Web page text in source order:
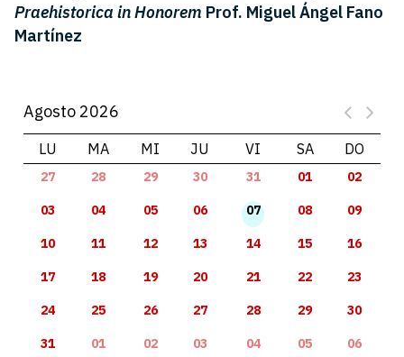
Praehistorica in Honorem Prof. Miguel Ángel Fano
Martínez
Agosto 2026
LU MA MI JU VI SA DO
27 28 29 30 31 01 02
03 04 05 06 07 08 09
10 11 12 13 14 15 16
17 18 19 20 21 22 23
24 25 26 27 28 29 30
31 01 02 03 04 05 06